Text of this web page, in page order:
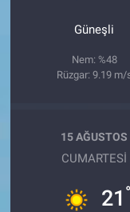
Güneşli
Nem: %48
Rüzgar: 9.19 m/
15 AĞUSTOS
CUMARTESI
21 °